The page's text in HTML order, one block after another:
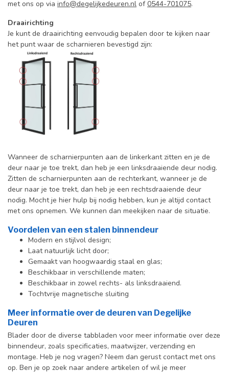
met ons op via info@degelijkedeuren.nl of0544-701075.
Draairichting
Je kunt de draairichting eenvoudig bepalen door te kijken naar
het punt waar de scharnieren bevestigd zijn:
Wanneer de scharnierpunten aan de linkerkant zitten en je de
deur naar je toe trekt, dan heb je een linksdraaiende deur nodig.
Zitten de scharnierpunten aan de rechterkant, wanneer je de
deur naar je toe trekt, dan heb je een rechtsdraaiende deur
nodig. Mocht je hier hulp bij nodig hebben, kun je altijd contact
met ons opnemen. We kunnen dan meekijken naar de situatie.
Voordelen van een stalen binnendeur
Modern en stijlvol design;
Laat natuurlijk licht door;
Gemaakt van hoogwaardig staal en glas;
Beschikbaar in verschillende maten;
Beschikbaar in zowel rechts- als linksdraaiend.
Tochtvrije magnetische sluiting
Meer informatie over de deuren van Degelijke
Deuren
Blader door de diverse tabbladen voor meer informatie over deze
binnendeur, zoals specificaties, maatwijzer, verzending en
montage. Heb je nog vragen? Neem dan gerust contact met ons
op. Ben je op zoek naar andere artikelen of wil je meer